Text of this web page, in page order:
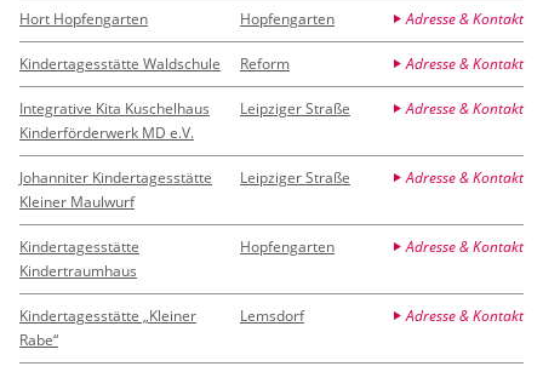
Hort Hopfengarten Hopfengarten Adresse & Kontakt
Kindertagesstätte Waldschule Reform Adresse & Kontakt
Integrative Kita Kuschelhaus
Kinderförderwerk MD e.V.
Leipziger Straße Adresse & Kontakt
Johanniter Kindertagesstätte
Kleiner Maulwurf
Leipziger Straße Adresse & Kontakt
Kindertagesstätte
Kindertraumhaus
Hopfengarten Adresse & Kontakt
Kindertagesstätte „Kleiner
Rabe“
Lemsdorf Adresse & Kontakt